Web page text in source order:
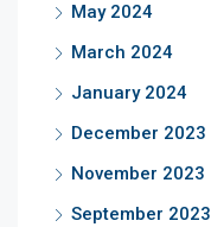
May 2024
March 2024
January 2024
December 2023
November 2023
September 2023